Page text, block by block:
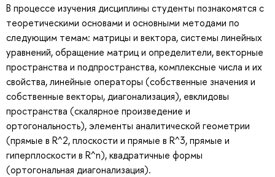
В процессе изучения дисциплины студенты познакомятся с
теоретическими основами и основными методами по
следующим темам: матрицы и вектора, системы линейных
уравнений, обращение матриц и определители, векторные
пространства и подпространства, комплексные числа и их
свойства, линейные операторы (собственные значения и
собственные векторы, диагонализация), евклидовы
пространства (скалярное произведение и
ортогональность), элементы аналитической геометрии
(прямые в R^2, плоскости и прямые в R^3, прямые и
гиперплоскости в R^n), квадратичные формы
(ортогональная диагонализация).